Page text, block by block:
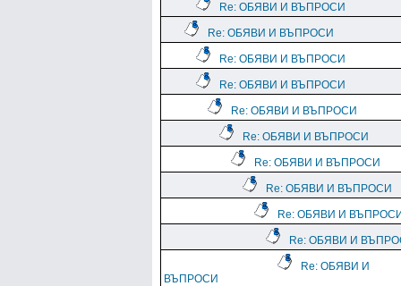
Re: ОБЯВИ И ВЪПРОСИ
Re: ОБЯВИ И ВЪПРОСИ
Re: ОБЯВИ И ВЪПРОСИ
Re: ОБЯВИ И ВЪПРОСИ
Re: ОБЯВИ И ВЪПРОСИ
Re: ОБЯВИ И ВЪПРОСИ
Re: ОБЯВИ И ВЪПРОСИ
Re: ОБЯВИ И ВЪПРОСИ
Re: ОБЯВИ И
Re: ОБЯВИ И
Re: ОБЯВИ И
ВЪПРОСИ